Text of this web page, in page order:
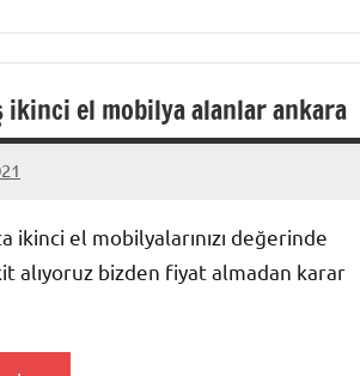
ikinci el mobilya alanlar ankara
ikinci el mobilyalarınızı değerinde
alıyoruz bizden fiyat almadan karar